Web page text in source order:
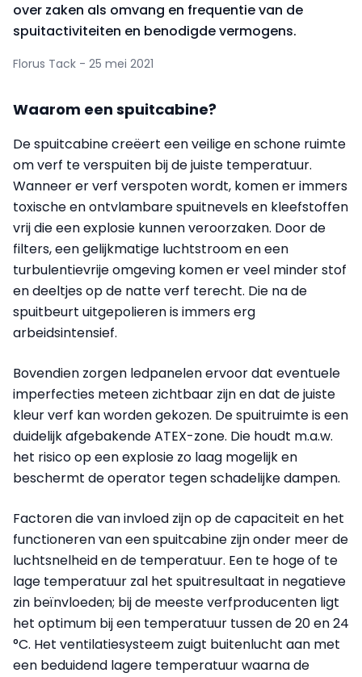
over zaken als omvang en frequentie van de
spuitactiviteiten en benodigde vermogens.
Florus Tack - 25 mei 2021
Waarom een spuitcabine?
De spuitcabine creëert een veilige en schone ruimte
om verf te verspuiten bij de juiste temperatuur.
Wanneer er verf verspoten wordt, komen er immers
toxische en ontvlambare spuitnevels en kleefstoffen
vrij die een explosie kunnen veroorzaken. Door de
filters, een gelijkmatige luchtstroom en een
turbulentievrije omgeving komen er veel minder stof
en deeltjes op de natte verf terecht. Die na de
spuitbeurt uitgepolieren is immers erg
arbeidsintensief.
Bovendien zorgen ledpanelen ervoor dat eventuele
imperfecties meteen zichtbaar zijn en dat de juiste
kleur verf kan worden gekozen. De spuitruimte is een
duidelijk afgebakende ATEX-zone. Die houdt m.a.w.
het risico op een explosie zo laag mogelijk en
beschermt de operator tegen schadelijke dampen.
Factoren die van invloed zijn op de capaciteit en het
functioneren van een spuitcabine zijn onder meer de
luchtsnelheid en de temperatuur. Een te hoge of te
lage temperatuur zal het spuitresultaat in negatieve
zin beïnvloeden; bij de meeste verfproducenten ligt
het optimum bij een temperatuur tussen de 20 en 24
°C. Het ventilatiesysteem zuigt buitenlucht aan met
een beduidend lagere temperatuur waarna de